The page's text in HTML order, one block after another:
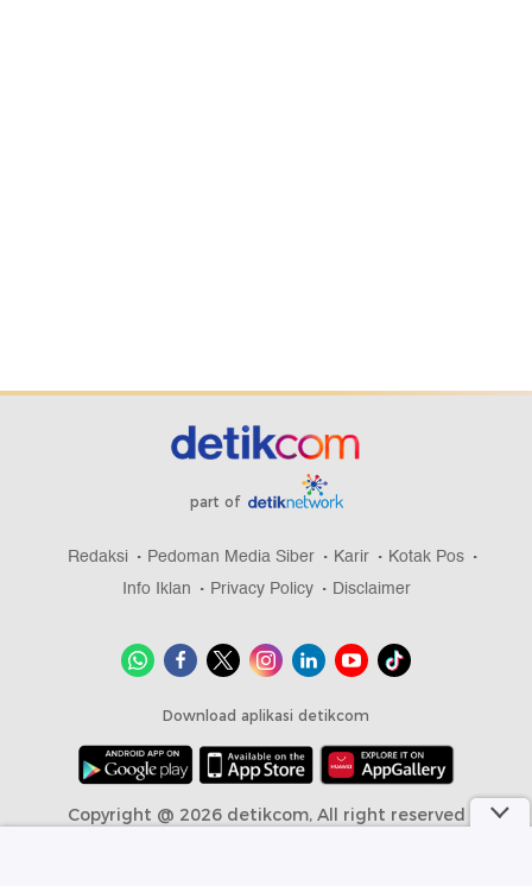
part of
Redaksi Pedoman Media Siber Karir
Kotak Pos
Info Iklan
Privacy Policy Disclaimer
Download aplikasi detikcom
Copyright @ 2026 detikcom, All right reserved